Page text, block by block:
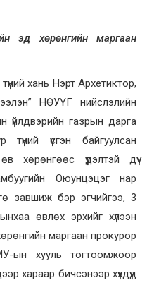
эд хөрөнгийн маргаан
хань Нэрт Архетиктор,
НӨУҮГ нийслэлийн
үйлдвэрийн газрын дарга
үүсгэн байгуулсан
хөрөнгөөс үүдэлтэй дүү
Оюунцэцэг нар
завшиж бэр эгчийгээ, 3
өвлөх эрхийг хүлээн
маргаан прокурор
хууль тогтоомжоор
хараар бичсэнээр хүүхдүүд